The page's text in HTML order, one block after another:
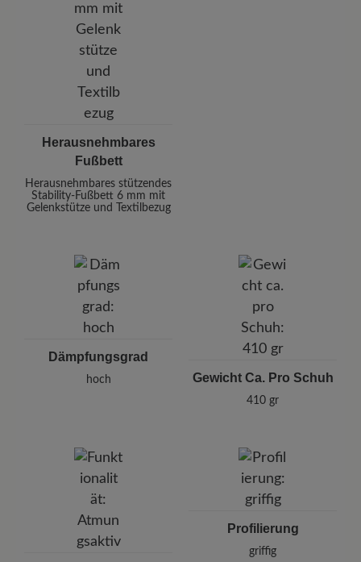
Herausnehmbares
Fußbett
Herausnehmbares stützendes
Stability-Fußbett 6 mm mit
Gelenkstütze und Textilbezug
Dämpfungsgrad
hoch Gewicht Ca. Pro Schuh
410 gr
Profilierung
griffig